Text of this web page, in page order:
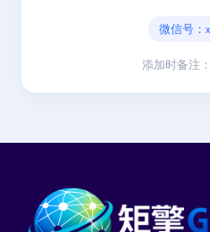
微信号：
添加时备注